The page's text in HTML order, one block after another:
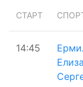
СТАРТ
14:45